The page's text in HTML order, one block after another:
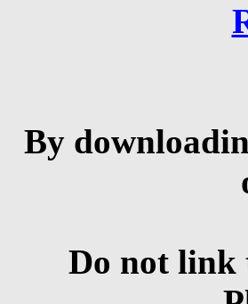
By
Do not link